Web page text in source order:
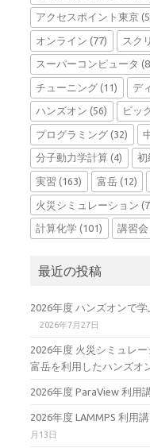
アクセスポイント東京
オンライン (77) スク
スーパーコンピュータ
チューニング (11) デ
ハンズオン (56) ビッ
プログラミング (32)
分子動力学計算 (4) 初
実習 (163) 富岳(12)
火災シミュレーション
計算化学 (101) 講習会
最近の投稿
2026年度 ハンズオンで
2026年7月27日
2026年度 火災シミュレ
富岳を利用したハンズオ
2026年度 ParaView 利用
2026年度 LAMMPS 利用
月13日